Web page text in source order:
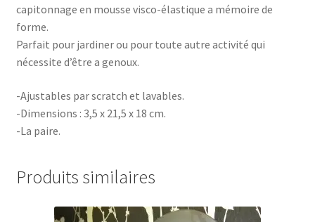
capitonnage en mousse visco-élastique a mémoire de
forme.
Parfait pour jardiner ou pour toute autre activité qui
nécessite d’être a genoux.
-Ajustables par scratch et lavables.
-Dimensions : 3,5 x 21,5 x 18 cm.
-La paire.
Produits similaires